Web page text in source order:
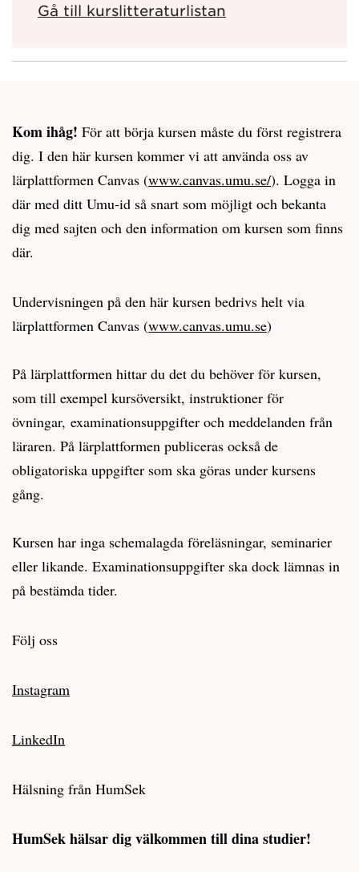
Gå till kurslitteraturlistan
Kom ihåg! För att börja kursen måste du först registrera
dig. I den här kursen kommer vi att använda oss av
lärplattformen Canvas (www.canvas.umu.se/). Logga in
där med ditt Umu-id så snart som möjligt och bekanta
dig med sajten och den information om kursen som finns
där.
Undervisningen på den här kursen bedrivs helt via
lärplattformen Canvas (www.canvas.umu.se)
På lärplattformen hittar du det du behöver för kursen,
som till exempel kursöversikt, instruktioner för
övningar, examinationsuppgifter och meddelanden från
läraren. På lärplattformen publiceras också de
obligatoriska uppgifter som ska göras under kursens
gång.
Kursen har inga schemalagda föreläsningar, seminarier
eller likande. Examinationsuppgifter ska dock lämnas in
på bestämda tider.
Följ oss
Instagram
LinkedIn
Hälsning från HumSek
HumSek hälsar dig välkommen till dina studier!